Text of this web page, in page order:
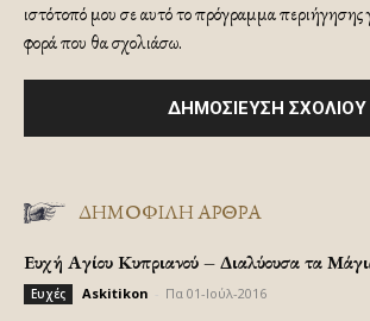
ιστότοπό μου σε αυτό το πρόγραμμα περιήγησης
φορά που θα σχολιάσω.
ΔΗΜΟΦΙΛΗ ΑΡΘΡΑ
Ευχή Αγίου Κυπριανού – Διαλύουσα τα
Ευχές Askitikon Πα 01-Ιούλ-2016